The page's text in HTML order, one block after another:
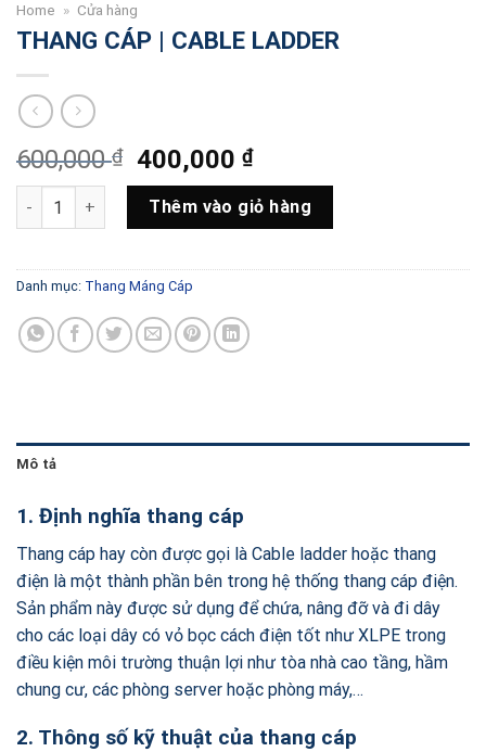
Home » Cửa hàng
THANG CÁP | CABLE LADDER
600,000₫
Giá
gốc
là:
600,000 ₫.
400,000₫Giá
hiện
tại
là:
400,000 ₫.
THANG CÁP | CABLE LADDER số lượng
Thêm vào giỏ hàng
Danh mục: Thang Máng Cáp
Mô tả
1. Định nghĩa thang cáp
Thang cáp hay còn được gọi là Cable ladder hoặc thang
điện là một thành phần bên trong hệ thống thang cáp điện.
Sản phẩm này được sử dụng để chứa, nâng đỡ và đi dây
cho các loại dây có vỏ bọc cách điện tốt như XLPE trong
điều kiện môi trường thuận lợi như tòa nhà cao tầng, hầm
chung cư, các phòng server hoặc phòng máy,…
2. Thông số kỹ thuật của thang cáp